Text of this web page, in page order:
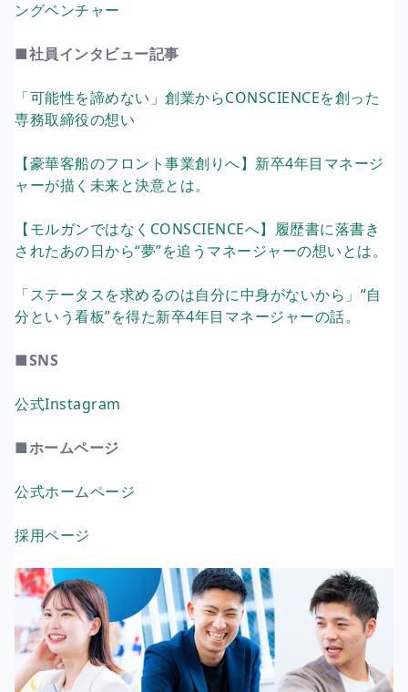
ングベンチャー
■社員インタビュー記事
「可能性を諦めない」創業からCONSCIENCEを創った
専務取締役の想い
【豪華客船のフロント事業創りへ】新卒4年目マネージ
ャーが描く未来と決意とは。
【モルガンではなくCONSCIENCEへ】履歴書に落書き
されたあの日から“夢”を追うマネージャーの想いとは。
「ステータスを求めるのは自分に中身がないから」“自
分という看板”を得た新卒4年目マネージャーの話。
■SNS
公式Instagram
■ホームページ
公式ホームページ
採用ページ